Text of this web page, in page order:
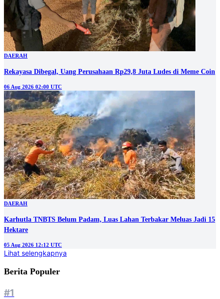
DAERAH
Rekayasa Dibegal, Uang Perusahaan Rp29,8 Juta Ludes di Meme Coin
06 Aug 2026 02:00 UTC
DAERAH
Karhutla TNBTS Belum Padam, Luas Lahan Terbakar Meluas Jadi 15
Hektare
05 Aug 2026 12:12 UTC
Lihat selengkapnya
Berita Populer
#1